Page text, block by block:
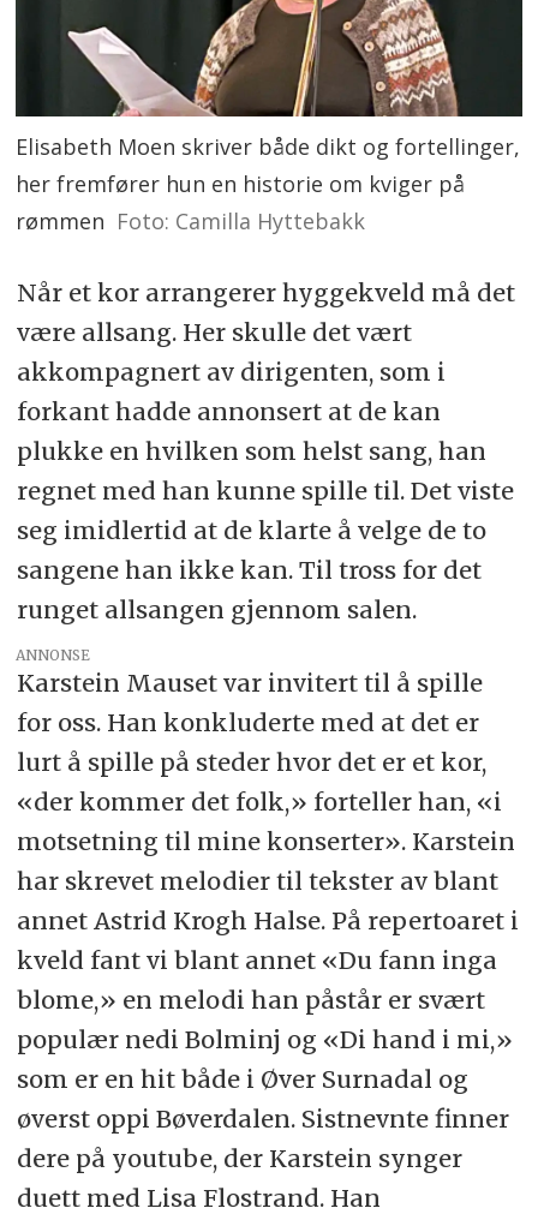
Elisabeth Moen skriver både dikt og fortellinger,
her fremfører hun en historie om kviger på
rømmen Foto: Camilla Hyttebakk
Når et kor arrangerer hyggekveld må det
være allsang. Her skulle det vært
akkompagnert av dirigenten, som i
forkant hadde annonsert at de kan
plukke en hvilken som helst sang, han
regnet med han kunne spille til. Det viste
seg imidlertid at de klarte å velge de to
sangene han ikke kan. Til tross for det
runget allsangen gjennom salen.
ANNONSE
Karstein Mauset var invitert til å spille
for oss. Han konkluderte med at det er
lurt å spille på steder hvor det er et kor,
«der kommer det folk,» forteller han, «i
motsetning til mine konserter». Karstein
har skrevet melodier til tekster av blant
annet Astrid Krogh Halse. På repertoaret i
kveld fant vi blant annet «Du fann inga
blome,» en melodi han påstår er svært
populær nedi Bolminj og «Di hand i mi,»
som er en hit både i Øver Surnadal og
øverst oppi Bøverdalen. Sistnevnte finner
dere på youtube, der Karstein synger
duett med Lisa Flostrand. Han